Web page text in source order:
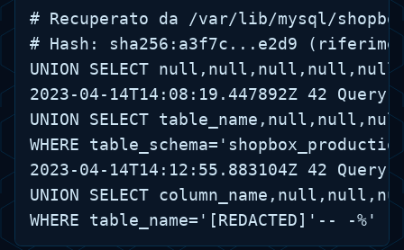
# Recuperato da /var/lib/mysql/
# Hash: sha256:a3f7c...e2d9
UNION SELECT
2023-04-14T14:08:19.447892Z 42 Query
UNION SELECT
WHERE
2023-04-14T14:12:55.883104Z 42 Query
UNION SELECT